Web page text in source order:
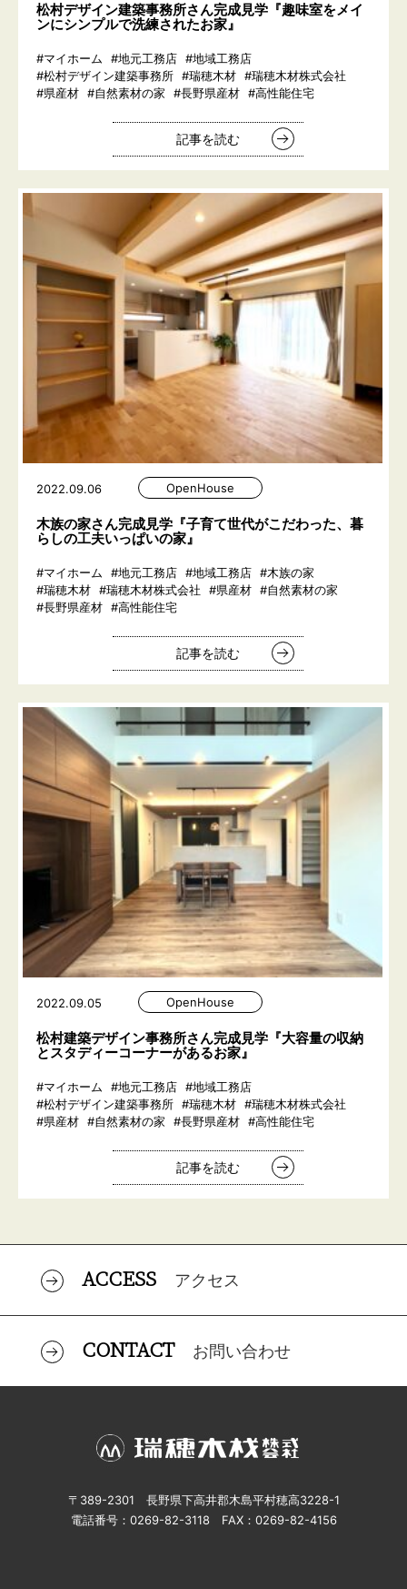
松村デザイン建築事務所さん完成見学『趣味室をメイ
ンにシンプルで洗練されたお家』
#マイホーム #地元工務店 #地域工務店
#松村デザイン建築事務所 #瑞穂木材 #瑞穂木材株式会社
#県産材 #自然素材の家 #長野県産材 #高性能住宅
記事を読む
2022.09.06 OpenHouse
木族の家さん完成見学『子育て世代がこだわった、暮
らしの工夫いっぱいの家』
#マイホーム #地元工務店 #地域工務店 #木族の家
#瑞穂木材 #瑞穂木材株式会社 #県産材 #自然素材の家
#長野県産材 #高性能住宅
記事を読む
2022.09.05 OpenHouse
松村建築デザイン事務所さん完成見学『大容量の収納
とスタディーコーナーがあるお家』
#マイホーム #地元工務店 #地域工務店
#松村デザイン建築事務所 #瑞穂木材 #瑞穂木材株式会社
#県産材 #自然素材の家 #長野県産材 #高性能住宅
記事を読む
ACCESS アクセス
CONTACT お問い合わせ
〒389-2301 長野県下高井郡木島平村穂高3228-1
電話番号：0269-82-3118 FAX：0269-82-4156